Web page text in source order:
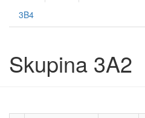
3B4
Skupina 3A2